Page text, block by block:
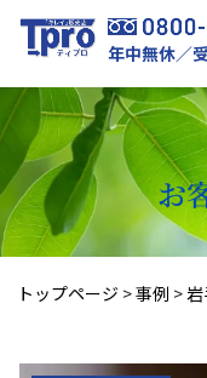
年中無休／
お
トップページ >事例 >